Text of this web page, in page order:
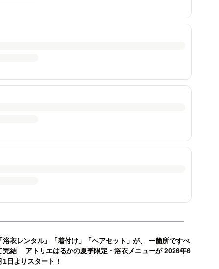
「浴衣レンタル」「着付け」「ヘアセット」が、 一箇所ですべ
完結 アトリエはるかの夏季限定・浴衣メニューが 2026年6
1日よりスタート！